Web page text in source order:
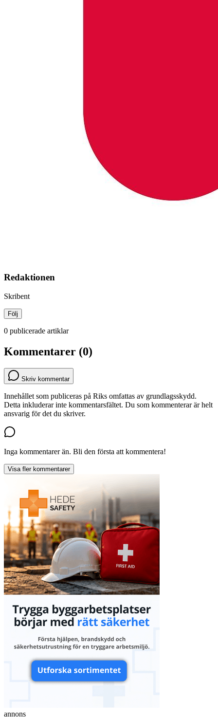
Redaktionen
Skribent
Följ
0 publicerade artiklar
Kommentarer (0)
Skriv kommentar
Innehållet som publiceras på Riks omfattas av grundlagsskydd.
Detta inkluderar inte kommentarsfältet. Du som kommenterar är helt
ansvarig för det du skriver.
Inga kommentarer än. Bli den första att kommentera!
Visa fler kommentarer
annons